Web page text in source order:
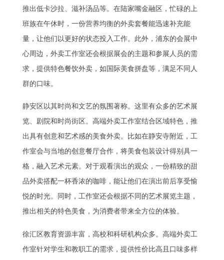
推出低卡沙拉、滋补汤品等。在陆家嘴金融区，忙碌的上
班族在午休时，一份营养均衡的外卖套餐能迅速补充能
量，让他们以更好的状态投入工作。此外，浦东的会展中
心周边，外卖工作室还会根据展会的主题和参展人员的需
求，提供特色餐饮外卖，如国际美食拼盘等，满足不同人
群的口味。
静安区以其时尚和文艺的氛围著称。这里有众多的艺术展
览、剧院和时尚街区。高端外卖工作室结合区域特色，推
出具有创意和艺术感的美食外卖。比如在静安寺附近，工
作室会与当地的创意餐厅合作，将美食包装设计得别具一
格，融入艺术元素。对于观看演出的观众，一份精致的甜
品外卖搭配一杯香浓的咖啡，能让他们在演出前后享受愉
悦的时光。同时，工作室还会根据不同的艺术展览主题，
推出相关的特色美食，为消费者带来全方位的体验。
徐汇区教育资源丰富，高校和科研机构众多。高端外卖工
作室针对学生和教职工的需求，提供性价比高且口味多样